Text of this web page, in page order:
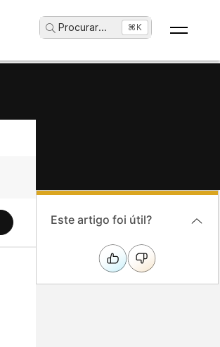
Procurar... ⌘K
Este artigo foi útil?